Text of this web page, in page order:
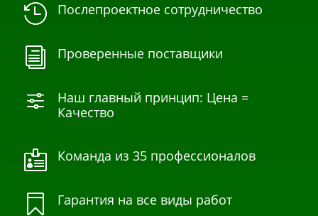
 Послепроектное сотрудничество
i Проверенные поставщики
f
Наш главный принцип: Цена =
Качество
 Команда из 35 профессионалов
 Гарантия на все виды работ